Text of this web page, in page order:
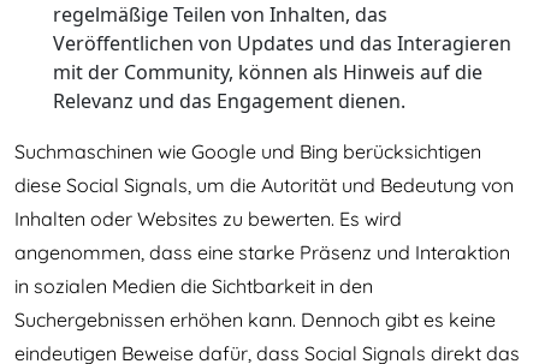
regelmäßige Teilen von Inhalten, das
Veröffentlichen von Updates und das Interagieren
mit der Community, können als Hinweis auf die
Relevanz und das Engagement dienen.
Suchmaschinen wie Google und Bing berücksichtigen
diese Social Signals, um die Autorität und Bedeutung von
Inhalten oder Websites zu bewerten. Es wird
angenommen, dass eine starke Präsenz und Interaktion
in sozialen Medien die Sichtbarkeit in den
Suchergebnissen erhöhen kann. Dennoch gibt es keine
eindeutigen Beweise dafür, dass Social Signals direkt das